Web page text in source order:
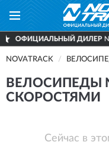
ДИЛЕР
NOVATRACK
ВЕЛОСИПЕДЫ
СКОРОСТЯМИ
Сейчас в